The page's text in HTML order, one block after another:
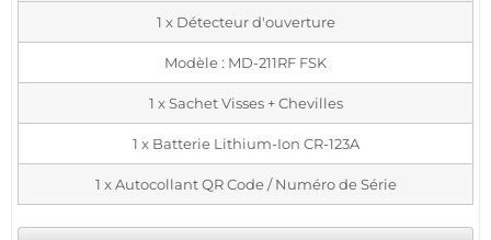
1 x Détecteur d'ouverture
Modèle : MD-211RF FSK
1 x Sachet Visses + Chevilles
1 x Batterie Lithium-Ion CR-123A
1 x Autocollant QR Code / Numéro de Série